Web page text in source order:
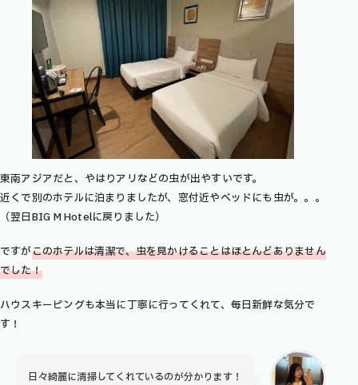
東南アジアだと、やはりアリなどの虫が出やすいです。
近くで別のホテルに泊まりましたが、窓付近やベッドにも虫が。。。
（翌日BIG M Hotelに戻りました）
ですがこのホテルは清潔で、虫を見かけることはほとんどありません
でした！
ハウスキーピングも本当に丁寧に行ってくれて、毎日新鮮な気分で
す！
日々綺麗に清掃してくれているのが分かります！